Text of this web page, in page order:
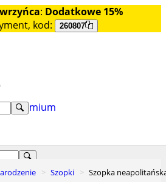
: Dodatkowe 15%
kod: 260807
premium
Szopki Szopka